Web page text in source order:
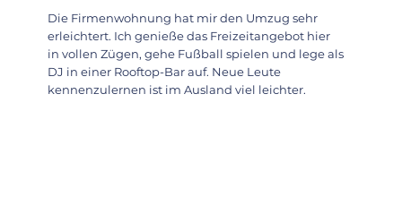
Die Firmenwohnung hat mir den Umzug sehr
erleichtert. Ich genieße das Freizeitangebot hier
in vollen Zügen, gehe Fußball spielen und lege als
DJ in einer Rooftop-Bar auf. Neue Leute
kennenzulernen ist im Ausland viel leichter.